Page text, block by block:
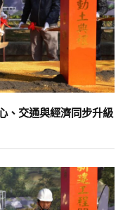
、交通與經濟同步升級